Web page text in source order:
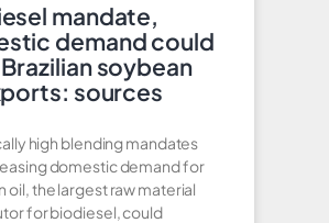
mandate,
demand could
soybean
sources
high blending mandates
domestic demand for
oil, the largest raw material
for biodiesel, could